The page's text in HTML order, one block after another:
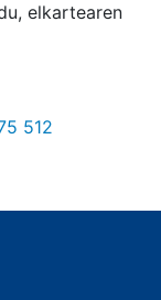
elkartearen
512